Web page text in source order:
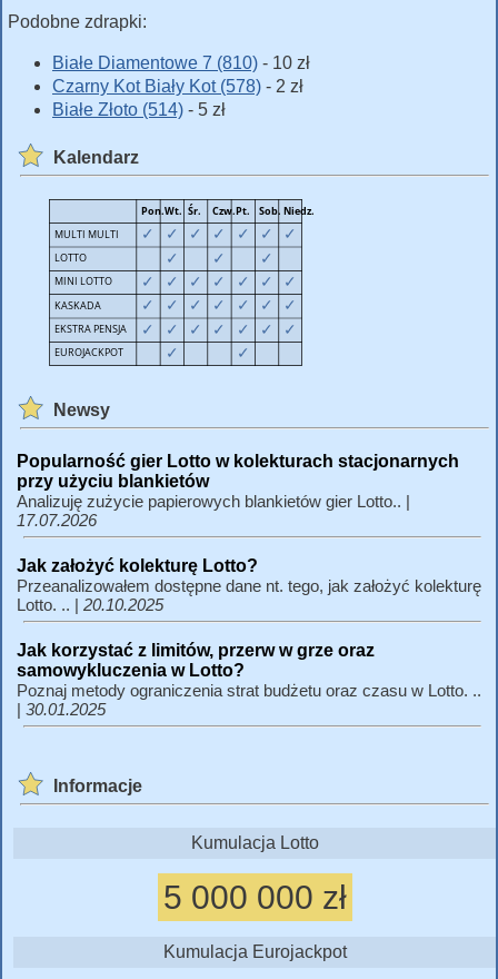
Podobne zdrapki:
Białe Diamentowe 7 (810) - 10 zł
Czarny Kot Biały Kot (578) - 2 zł
Białe Złoto (514) - 5 zł
Kalendarz
Newsy
Popularność gier Lotto w kolekturach stacjonarnych
przy użyciu blankietów
Analizuję zużycie papierowych blankietów gier Lotto.. |
17.07.2026
Jak założyć kolekturę Lotto?
Przeanalizowałem dostępne dane nt. tego, jak założyć kolekturę
Lotto. .. | 20.10.2025
Jak korzystać z limitów, przerw w grze oraz
samowykluczenia w Lotto?
Poznaj metody ograniczenia strat budżetu oraz czasu w Lotto. ..
| 30.01.2025
Informacje
Kumulacja Lotto
5 000 000 zł
Kumulacja Eurojackpot